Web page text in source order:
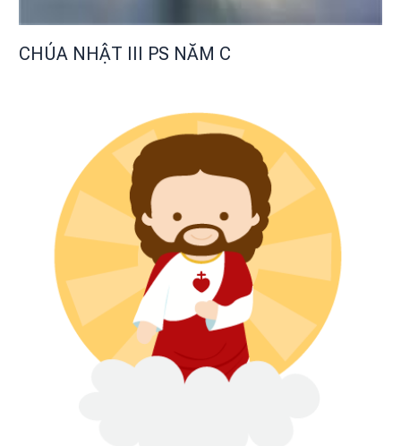
CHÚA NHẬT III PS NĂM C